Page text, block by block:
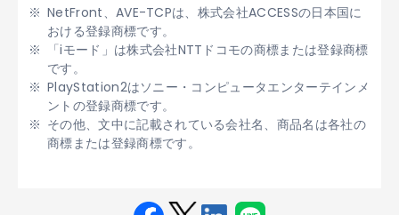
NetFront、AVE-TCPは、株式会社ACCESSの日本国に
おける登録商標です。
「iモード」は株式会社NTTドコモの商標または登録商標
です。
PlayStation2はソニー・コンピュータエンターテインメ
ントの登録商標です。
その他、文中に記載されている会社名、商品名は各社の
商標または登録商標です。